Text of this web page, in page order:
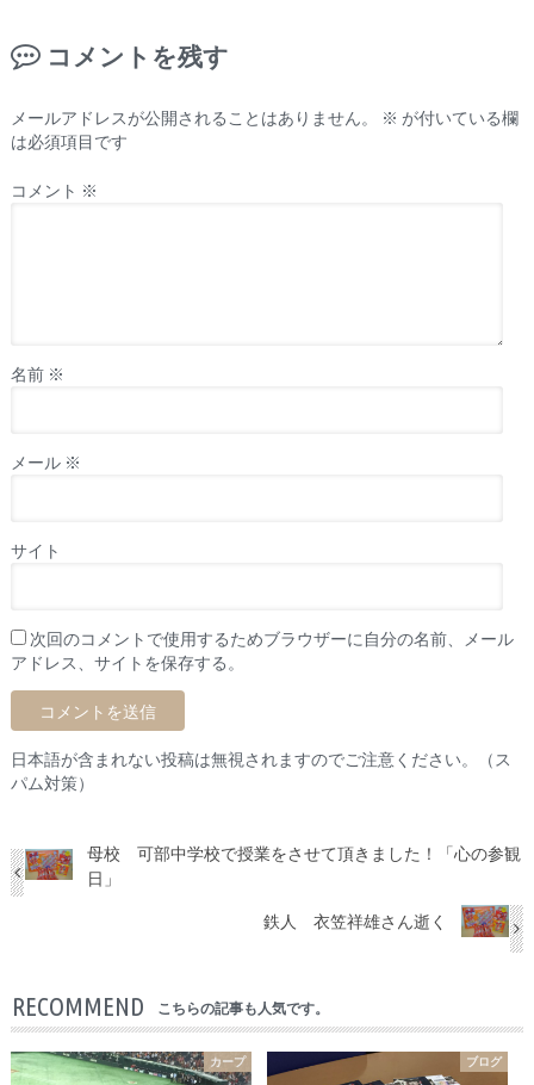
コメントを残す
メールアドレスが公開されることはありません。 ※ が付いている欄
は必須項目です
コメント ※
名前 ※
メール ※
サイト
次回のコメントで使用するためブラウザーに自分の名前、メール
アドレス、サイトを保存する。
日本語が含まれない投稿は無視されますのでご注意ください。（ス
パム対策）
母校 可部中学校で授業をさせて頂きました！「心の参観
日」
鉄人 衣笠祥雄さん逝く
RECOMMEND こちらの記事も人気です。
カープ ブログ